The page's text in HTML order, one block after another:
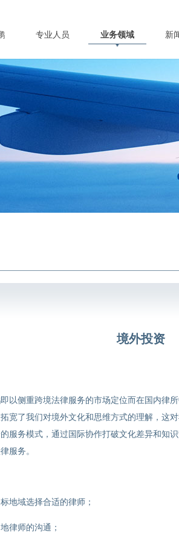
专业人员 业务领域 新
境外投资
以侧重跨境法律服务的市场定位而在国内律
宽了我们对境外文化和思维方式的理解，这
服务模式，通过国际协作打破文化差异和知
服务。
地域选择合适的律师；
律师的沟通；